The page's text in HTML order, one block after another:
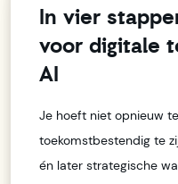
In vier
voor digitale
AI
Je hoeft niet opnieuw
toekomstbestendig te
én later strategische